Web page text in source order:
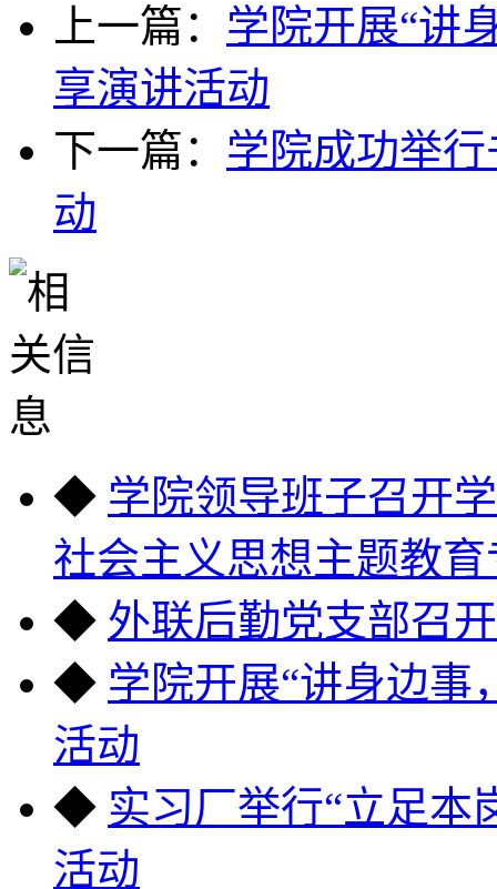
上一篇： 学院开展“讲
享演讲活动
下一篇： 学院成功举
动
◆ 学院领导班子召开
社会主义思想主题教
◆ 外联后勤党支部召
◆ 学院开展“讲身边事
活动
◆ 实习厂举行“立足本
活动